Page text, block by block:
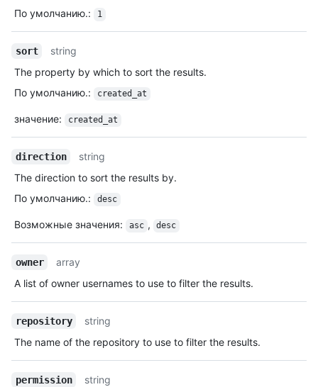
По умолчанию.: 1
sort
string
The property by which to sort the results.
По умолчанию.: created_at
значение: created_at
direction
string
The direction to sort the results by.
По умолчанию.: desc
Возможные значения: asc , desc
owner
array
A list of owner usernames to use to filter the results.
repository
string
The name of the repository to use to filter the results.
permission
string